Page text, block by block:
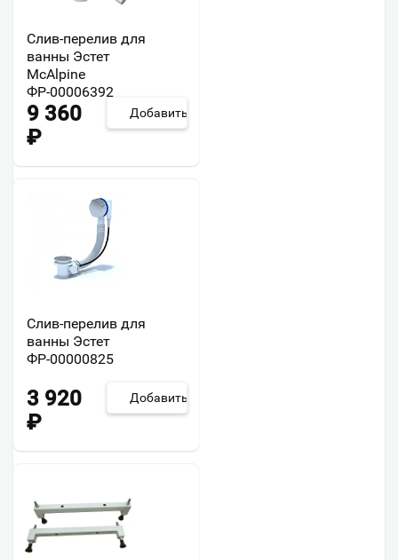
Слив-перелив для
ванны Эстет
McAlpine
ФР-00006392
9 360
₽
Добавить
Слив-перелив для
ванны Эстет
ФР-00000825
3 920
₽
Добавить